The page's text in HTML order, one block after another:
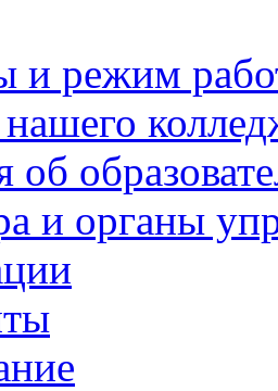
и режим
об
и органы